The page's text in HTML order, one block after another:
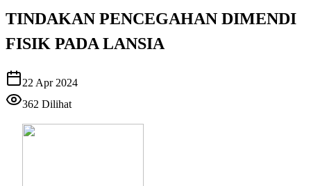
TINDAKAN PENCEGAHAN DIMENDI
FISIK PADA LANSIA
22 Apr 2024
362 Dilihat